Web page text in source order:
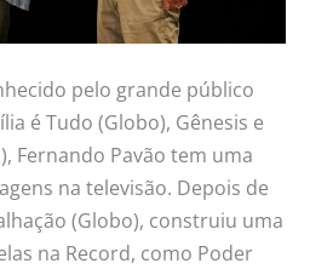
pelo grande público
é Tudo (Globo), Gênesis e
Fernando Pavão tem uma
na televisão. Depois de
(Globo), construiu uma
na Record, como Poder